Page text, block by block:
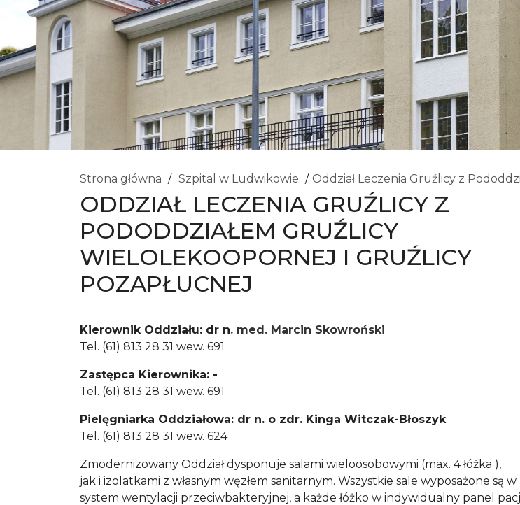
Strona główna Szpital w Ludwikowie Oddział Leczenia Gruźlicy z
ODDZIAŁ LECZENIA GRUŹLICY Z
PODODDZIAŁEM GRUŹLICY
WIELOLEKOOPORNEJ I GRUŹLICY
POZAPŁUCNEJ
Kierownik Oddziału: dr n. med. Marcin Skowroński
Tel. (61) 813 28 31 wew. 691
Zastępca Kierownika: -
Tel. (61) 813 28 31 wew. 691
Pielęgniarka Oddziałowa: dr n. o zdr. Kinga Witczak-Błoszyk
Tel. (61) 813 28 31 wew. 624
Zmodernizowany Oddział dysponuje salami wieloosobowymi (max. 4 łóżka ),
jak i izolatkami z własnym węzłem sanitarnym. Wszystkie sale wyposażone są
system wentylacji przeciwbakteryjnej, a każde łóżko w indywidualny panel